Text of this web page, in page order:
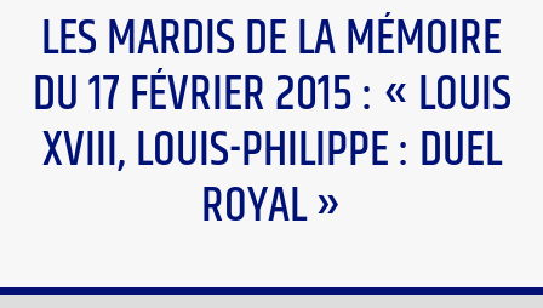
LES MARDIS DE LA MÉMOIRE
DU 17 FÉVRIER 2015 : « LOUIS
XVIII, LOUIS-PHILIPPE : DUEL
ROYAL »